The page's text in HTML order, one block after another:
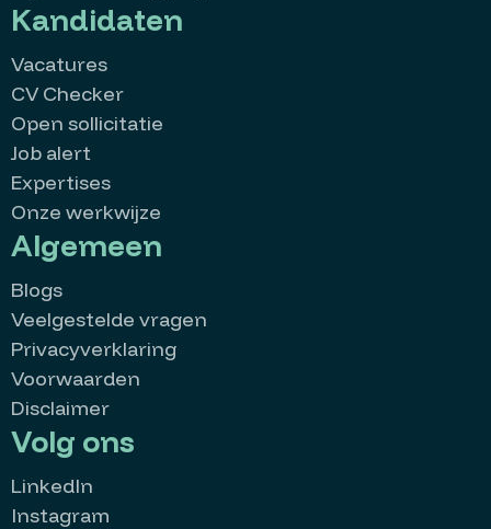
Kandidaten
Vacatures
CV Checker
Open sollicitatie
Job alert
Expertises
Onze werkwijze
Algemeen
Blogs
Veelgestelde vragen
Privacyverklaring
Voorwaarden
Disclaimer
Volg ons
LinkedIn
Instagram